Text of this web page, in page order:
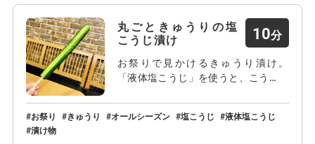
丸ごときゅうりの塩
こうじ漬け
10
お祭りで見かけるきゅうり漬け。
「液体塩こうじ」を使うと、こう…
お祭り きゅうり オールシーズン 塩こうじ
液体塩こうじ
漬け物